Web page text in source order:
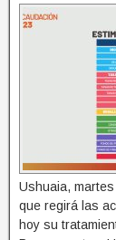
Ushuaia,
que regirá las
hoy su